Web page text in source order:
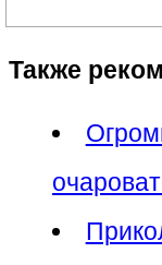
Также